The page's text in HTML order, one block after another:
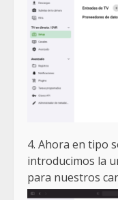
4. Ahora en tipo
introducimos la
para nuestros